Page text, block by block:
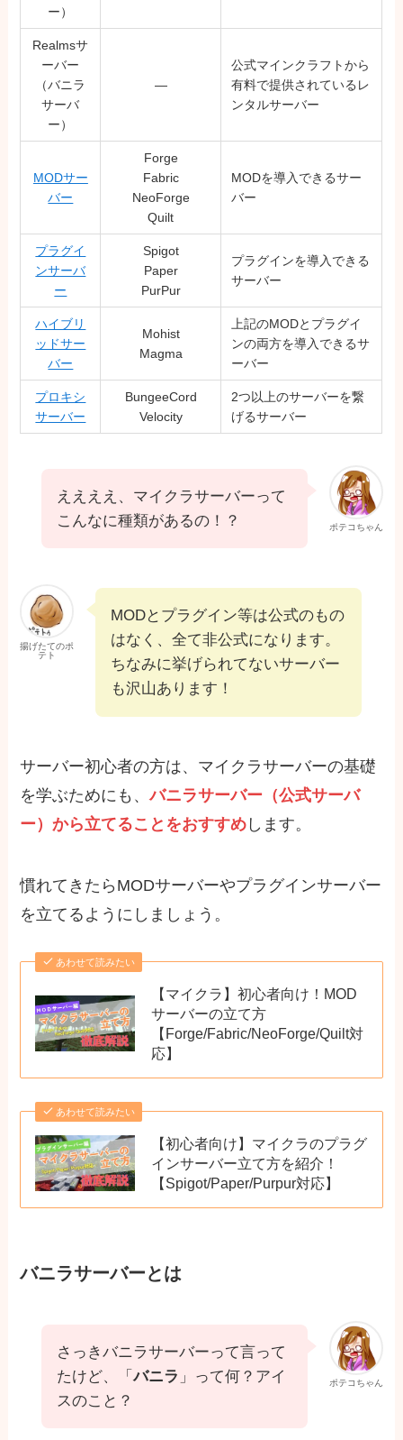
ー）
Realmsサ
ーバー
（バニラ
サーバ
ー）
―
公式マインクラフトから
有料で提供されているレ
ンタルサーバー
MODサー
バー
Forge
Fabric
NeoForge
Quilt
MODを導入できるサー
バー
プラグイ
ンサーバ
ー
Spigot
Paper
PurPur
プラグインを導入できる
サーバー
ハイブリ
ッドサー
バー
Mohist
Magma
上記のMODとプラグイ
ンの両方を導入できるサ
ーバー
プロキシ
サーバー
BungeeCord
Velocity
2つ以上のサーバーを繋
げるサーバー
ポテコちゃん
ええええ、マイクラサーバーって
こんなに種類があるの！？
揚げたてのポ
テト
MODとプラグイン等は公式のもの
はなく、全て非公式になります。
ちなみに挙げられてないサーバー
も沢山あります！
サーバー初心者の方は、マイクラサーバーの基礎
を学ぶためにも、バニラサーバー（公式サーバ
ー）から立てることをおすすめ します。
慣れてきたらMODサーバーやプラグインサーバー
を立てるようにしましょう。
あわせて読みたい
【マイクラ】初心者向け！MOD
サーバーの立て方
【Forge/Fabric/NeoForge/Quilt対
応】
あわせて読みたい
【初心者向け】マイクラのプラグ
インサーバー立て方を紹介！
【Spigot/Paper/Purpur対応】
バニラサーバーとは
ポテコちゃん
さっきバニラサーバーって言って
たけど、「バニラ 」って何？アイ
スのこと？